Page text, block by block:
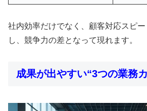
社内効率だけでなく、顧客対応スピ
し、競争力の差となって現れます。
成果が出やすい“3つの業務